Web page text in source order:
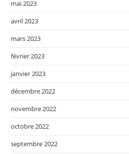
mai 2023
avril 2023
mars 2023
février 2023
janvier 2023
décembre 2022
novembre 2022
octobre 2022
septembre 2022